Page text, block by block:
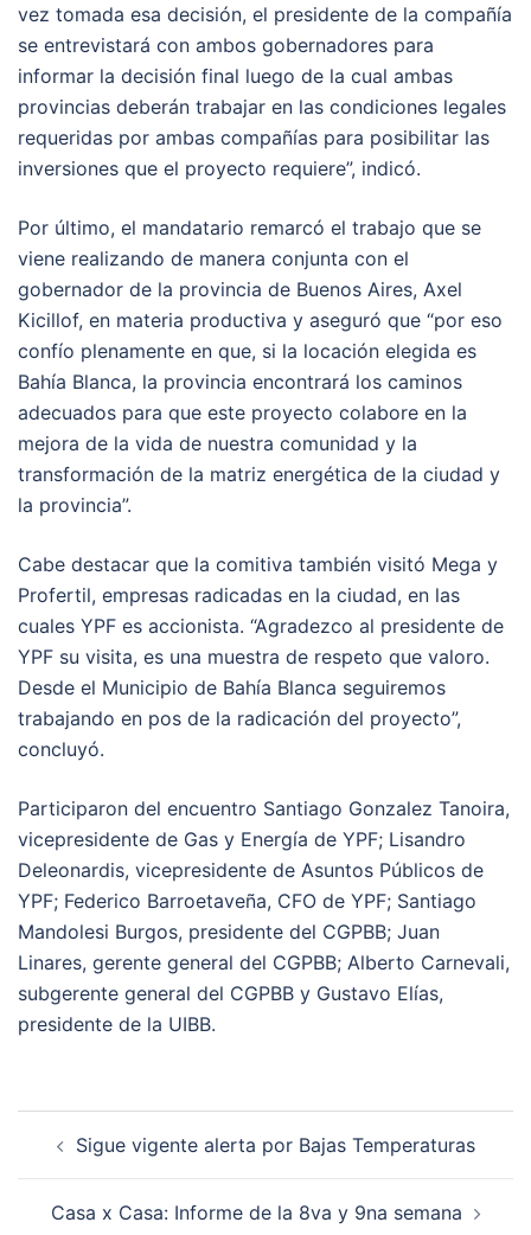
vez tomada esa decisión, el presidente de la compañía
se entrevistará con ambos gobernadores para
informar la decisión final luego de la cual ambas
provincias deberán trabajar en las condiciones legales
requeridas por ambas compañías para posibilitar las
inversiones que el proyecto requiere”, indicó.
Por último, el mandatario remarcó el trabajo que se
viene realizando de manera conjunta con el
gobernador de la provincia de Buenos Aires, Axel
Kicillof, en materia productiva y aseguró que “por eso
confío plenamente en que, si la locación elegida es
Bahía Blanca, la provincia encontrará los caminos
adecuados para que este proyecto colabore en la
mejora de la vida de nuestra comunidad y la
transformación de la matriz energética de la ciudad y
la provincia”.
Cabe destacar que la comitiva también visitó Mega y
Profertil, empresas radicadas en la ciudad, en las
cuales YPF es accionista. “Agradezco al presidente de
YPF su visita, es una muestra de respeto que valoro.
Desde el Municipio de Bahía Blanca seguiremos
trabajando en pos de la radicación del proyecto”,
concluyó.
Participaron del encuentro Santiago Gonzalez Tanoira,
vicepresidente de Gas y Energía de YPF; Lisandro
Deleonardis, vicepresidente de Asuntos Públicos de
YPF; Federico Barroetaveña, CFO de YPF; Santiago
Mandolesi Burgos, presidente del CGPBB; Juan
Linares, gerente general del CGPBB; Alberto Carnevali,
subgerente general del CGPBB y Gustavo Elías,
presidente de la UIBB.
navigation
Sigue vigente alerta por Bajas Temperaturas
Casa x Casa: Informe de la 8va y 9na semana